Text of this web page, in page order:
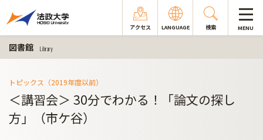
アクセス LANGUAGE 検索 MENU
図書館 Library
トピックス（2019年度以前）
＜講習会＞ 30分でわかる！「論文の探し
方」（市ケ谷）